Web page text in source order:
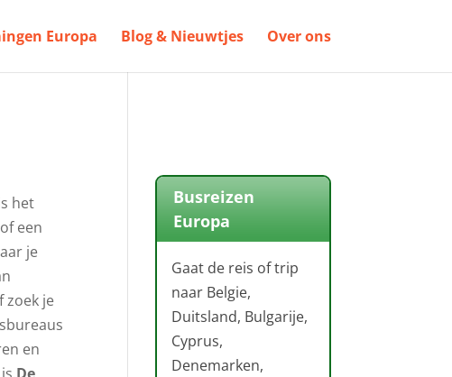
Europa Blog & Nieuwtjes Over ons
het
een
je
zoek je
en
Busreizen
Europa
Gaat de reis of trip
naar Belgie,
Duitsland, Bulgarije,
Cyprus,
Denemarken,